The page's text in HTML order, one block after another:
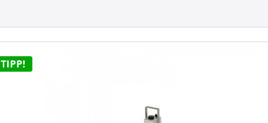
TIPP!